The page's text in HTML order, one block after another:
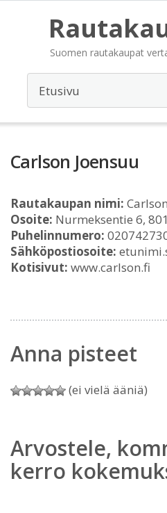
Suomen rautakaupat
Carlson Joensuu
Rautakaupan nimi:
Osoite: Nurmeksentie 6,
Puhelinnumero:
Sähköpostiosoite:
Kotisivut: www.carlson.fi
Anna pisteet
(ei vielä ääniä)
Arvostele,
kerro